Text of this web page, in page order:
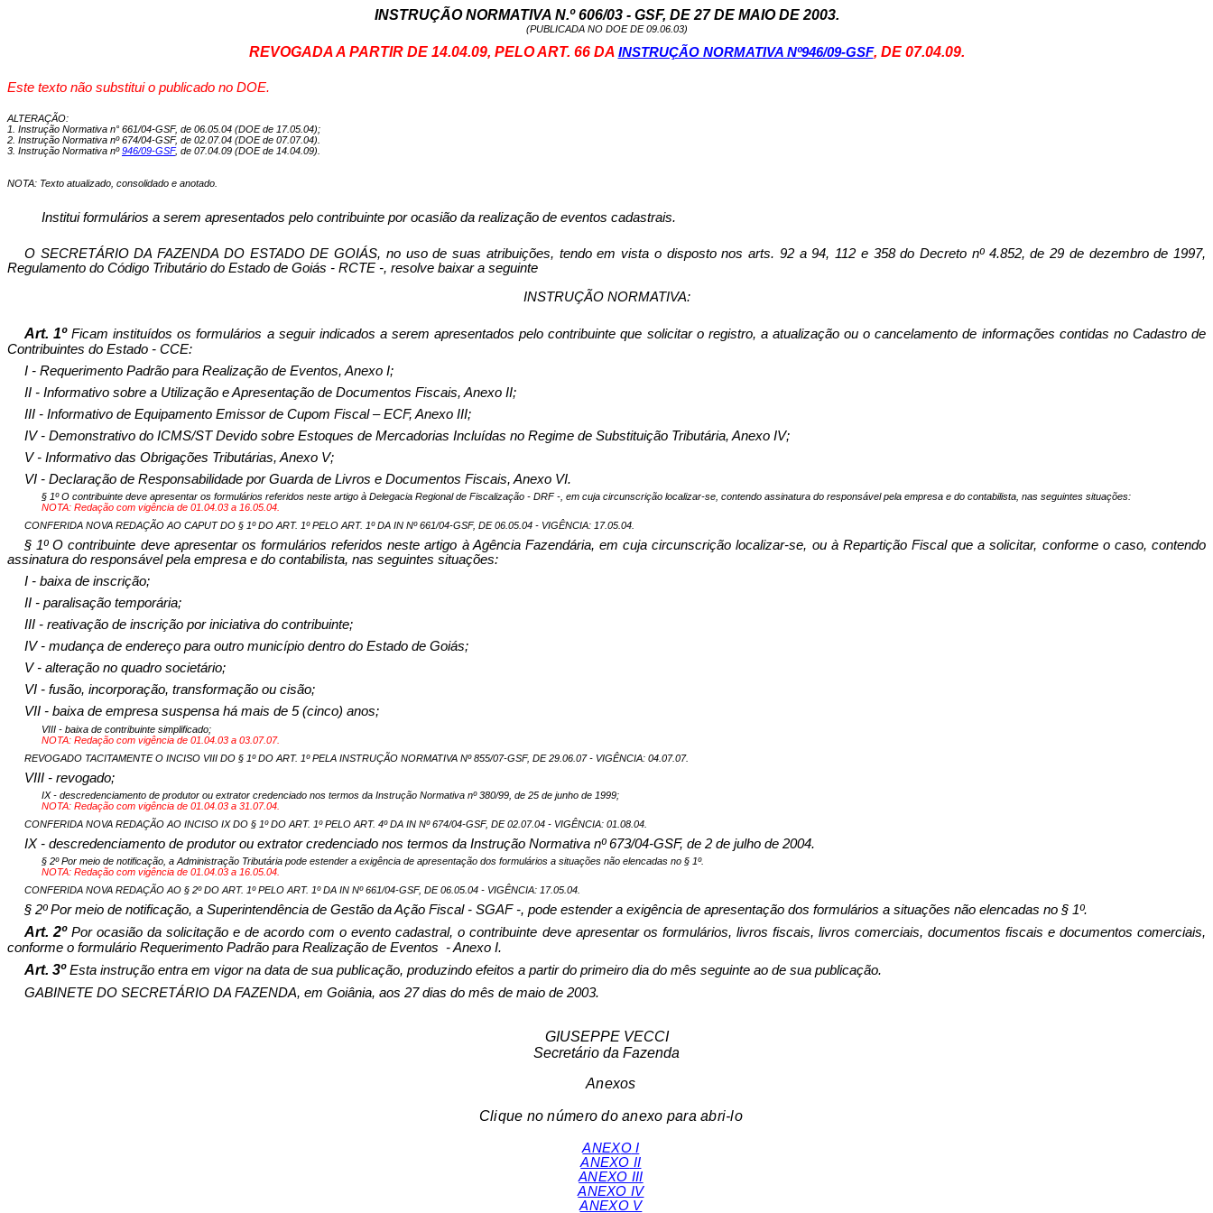
INSTRUÇÃO NORMATIVA N.º 606/03 - GSF, DE 27 DE MAIO DE 2003.
(PUBLICADA NO DOE DE 09.06.03)
REVOGADA A PARTIR DE 14.04.09, PELO ART. 66 DA INSTRUÇÃO NORMATIVA Nº946/09-GSF, DE 07.04.09.
Este texto não substitui o publicado no DOE.
ALTERAÇÃO:
1. Instrução Normativa n° 661/04-GSF, de 06.05.04 (DOE de 17.05.04);
2. Instrução Normativa nº 674/04-GSF, de 02.07.04 (DOE de 07.07.04).
3. Instrução Normativa nº946/09-GSF, de 07.04.09 (DOE de 14.04.09).
NOTA: Texto atualizado, consolidado e anotado.
Institui formulários a serem apresentados pelo contribuinte por ocasião da realização de eventos cadastrais.
O SECRETÁRIO DA FAZENDA DO ESTADO DE GOIÁS, no uso de suas atribuições, tendo em vista o disposto nos arts. 92 a 94, 112 e 358 do Decreto nº 4.852, de 29 de dezembro de 1997,
Regulamento do Código Tributário do Estado de Goiás - RCTE -, resolve baixar a seguinte
INSTRUÇÃO NORMATIVA:
Art. 1ºFicam instituídos os formulários a seguir indicados a serem apresentados pelo contribuinte que solicitar o registro, a atualização ou o cancelamento de informações contidas no Cadastro de
Contribuintes do Estado - CCE:
I - Requerimento Padrão para Realização de Eventos, Anexo I;
II - Informativo sobre a Utilização e Apresentação de Documentos Fiscais, Anexo II;
III - Informativo de Equipamento Emissor de Cupom Fiscal – ECF, Anexo III;
IV - Demonstrativo do ICMS/ST Devido sobre Estoques de Mercadorias Incluídas no Regime de Substituição Tributária, Anexo IV;
V - Informativo das Obrigações Tributárias, Anexo V;
VI - Declaração de Responsabilidade por Guarda de Livros e Documentos Fiscais, Anexo VI.
§ 1º O contribuinte deve apresentar os formulários referidos neste artigo à Delegacia Regional de Fiscalização - DRF -, em cuja circunscrição localizar-se, contendo assinatura do responsável pela empresa e do contabilista, nas seguintes situações:
NOTA: Redação com vigência de 01.04.03 a 16.05.04.
CONFERIDA NOVA REDAÇÃO AO CAPUT DO § 1º DO ART. 1º PELO ART. 1º DA IN Nº 661/04-GSF, DE 06.05.04 - VIGÊNCIA: 17.05.04.
§ 1º O contribuinte deve apresentar os formulários referidos neste artigo à Agência Fazendária, em cuja circunscrição localizar-se, ou à Repartição Fiscal que a solicitar, conforme o caso, contendo
assinatura do responsável pela empresa e do contabilista, nas seguintes situações:
I - baixa de inscrição;
II - paralisação temporária;
III - reativação de inscrição por iniciativa do contribuinte;
IV - mudança de endereço para outro município dentro do Estado de Goiás;
V - alteração no quadro societário;
VI - fusão, incorporação, transformação ou cisão;
VII - baixa de empresa suspensa há mais de 5 (cinco) anos;
VIII - baixa de contribuinte simplificado;
NOTA: Redação com vigência de 01.04.03 a 03.07.07.
REVOGADO TACITAMENTE O INCISO VIII DO § 1º DO ART. 1º PELA INSTRUÇÃO NORMATIVA Nº 855/07-GSF, DE 29.06.07 - VIGÊNCIA: 04.07.07.
VIII - revogado;
IX - descredenciamento de produtor ou extrator credenciado nos termos da Instrução Normativa nº 380/99, de 25 de junho de 1999;
NOTA: Redação com vigência de 01.04.03 a 31.07.04.
CONFERIDA NOVA REDAÇÃO AO INCISO IX DO § 1º DO ART. 1º PELO ART. 4º DA IN Nº 674/04-GSF, DE 02.07.04 - VIGÊNCIA: 01.08.04.
IX - descredenciamento de produtor ou extrator credenciado nos termos da Instrução Normativa nº 673/04-GSF, de 2 de julho de 2004.
§ 2º Por meio de notificação, a Administração Tributária pode estender a exigência de apresentação dos formulários a situações não elencadas no § 1º.
NOTA: Redação com vigência de 01.04.03 a 16.05.04.
CONFERIDA NOVA REDAÇÃO AO § 2º DO ART. 1º PELO ART. 1º DA IN Nº 661/04-GSF, DE 06.05.04 - VIGÊNCIA: 17.05.04.
§ 2º Por meio de notificação, a Superintendência de Gestão da Ação Fiscal - SGAF -, pode estender a exigência de apresentação dos formulários a situações não elencadas no § 1º.
Art. 2ºPor ocasião da solicitação e de acordo com o evento cadastral, o contribuinte deve apresentar os formulários, livros fiscais, livros comerciais, documentos fiscais e documentos comerciais,
conforme o formulário Requerimento Padrão para Realização de Eventos - Anexo I.
Art. 3ºEsta instrução entra em vigor na data de sua publicação, produzindo efeitos a partir do primeiro dia do mês seguinte ao de sua publicação.
GABINETE DO SECRETÁRIO DA FAZENDA, em Goiânia, aos 27 dias do mês de maio de 2003.
GIUSEPPE VECCI
Secretário da Fazenda
Anexos
Clique no número do anexo para abri-lo
ANEXOI
ANEXO II
ANEXO III
ANEXO IV
ANEXO V